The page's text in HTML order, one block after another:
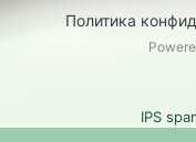
Политика
IPS